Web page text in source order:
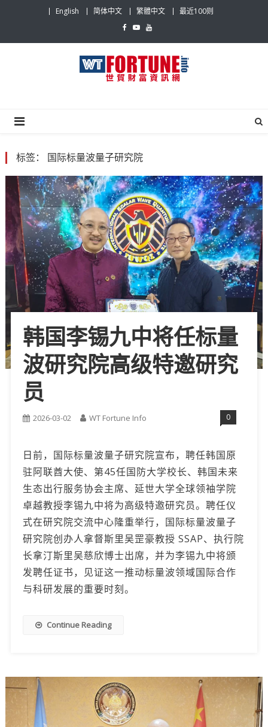
English 简体中文 繁體中文 最近100则
标签： 国际标量波量子研究院
韩国李锡九中将任标量
波研究院高级特邀研究
员
2026-03-02 WT Fortune Info 0
日前，国际标量波量子研究院宣布，聘任韩国原
驻阿联酋大使、第45任国防大学校长、韩国未来
生态出行服务协会主席、延世大学全球领袖学院
卓越教授李锡九中将为高级特邀研究员。聘任仪
式在研究院交流中心隆重举行，国际标量波量子
研究院创办人拿督斯里吴罡豪教授 SSAP、执行院
长拿汀斯里吴慈欣博士出席，并为李锡九中将颁
发聘任证书，见证这一推动标量波领域国际合作
与科研发展的重要时刻。
Continue Reading